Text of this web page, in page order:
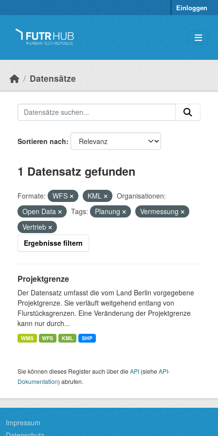
Einloggen
Datensätze
Sortieren nach
1 Datensatz gefunden
Formate: WFS KML
Organisationen:
Open Data
Tags: Planung
Vermessung
Vertrieb
Ergebnisse filtern
Projektgrenze
Der Datensatz umfasst die vom Land Berlin vorgegebene
Projektgrenze. Sie verläuft weitgehend entlang von
Flurstücksgrenzen. Eine Veränderung der Projektgrenze
kann nur durch...
WMS WFS KML SHP
Sie können dieses Register auch über dieAPI (sieheAPI-
Dokumentation) abrufen.
Impressum